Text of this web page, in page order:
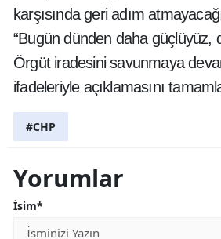
karşısında geri adım
“Bugün dünden daha güçlüyüz,
Örgüt iradesini savunmaya
ifadeleriyle açıklamasını
#CHP
Yorumlar
İsim*